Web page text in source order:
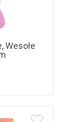
Wesołe